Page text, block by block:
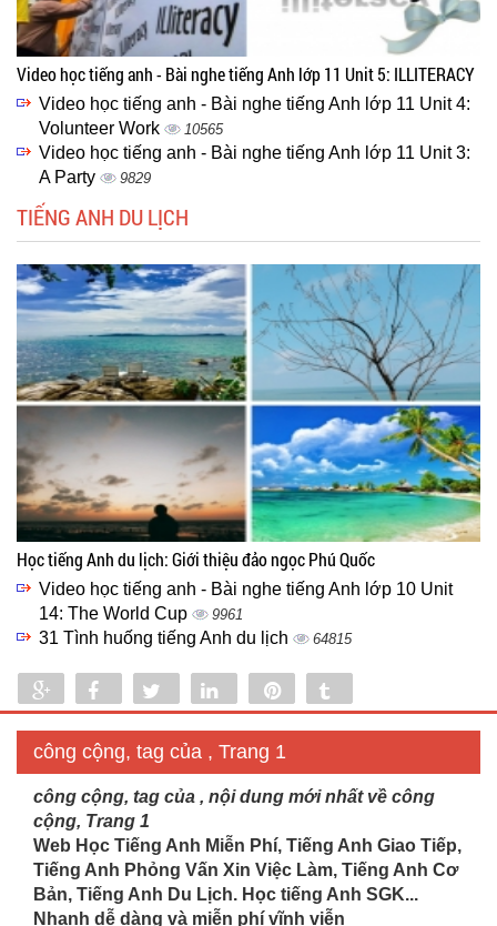
Video học tiếng anh - Bài nghe tiếng Anh lớp 11 Unit 5: ILLITERACY
Video học tiếng anh - Bài nghe tiếng Anh lớp 11 Unit 4:
Volunteer Work
10565
Video học tiếng anh - Bài nghe tiếng Anh lớp 11 Unit 3:
A Party
9829
TIẾNG ANH DU LỊCH
Học tiếng Anh du lịch: Giới thiệu đảo ngọc Phú Quốc
Video học tiếng anh - Bài nghe tiếng Anh lớp 10 Unit
14: The World Cup
9961
31 Tình huống tiếng Anh du lịch 64815
Share Share Tweet Share
công cộng, tag của , Trang 1
công cộng, tag của , nội dung mới nhất về công
cộng, Trang 1
Web Học Tiếng Anh Miễn Phí, Tiếng Anh Giao Tiếp,
Tiếng Anh Phỏng Vấn Xin Việc Làm, Tiếng Anh Cơ
Bản, Tiếng Anh Du Lịch. Học tiếng Anh SGK...
Nhanh dễ dàng và miễn phí vĩnh viễn